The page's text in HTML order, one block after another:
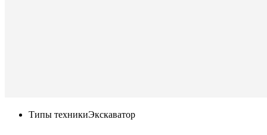
Типы техникиЭкскаватор